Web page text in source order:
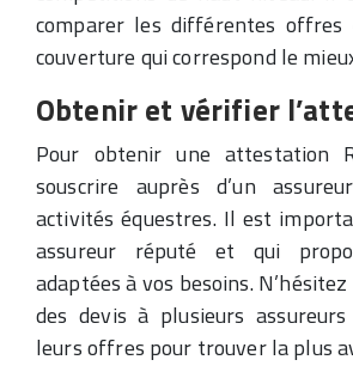
comparer les différentes
couverture qui correspond le
Obtenir et vérifier
Pour obtenir une attestation
souscrire auprès d’un
activités équestres. Il est
assureur réputé et qui
adaptées à vos besoins.
des devis à plusieurs
leurs offres pour trouver la plus